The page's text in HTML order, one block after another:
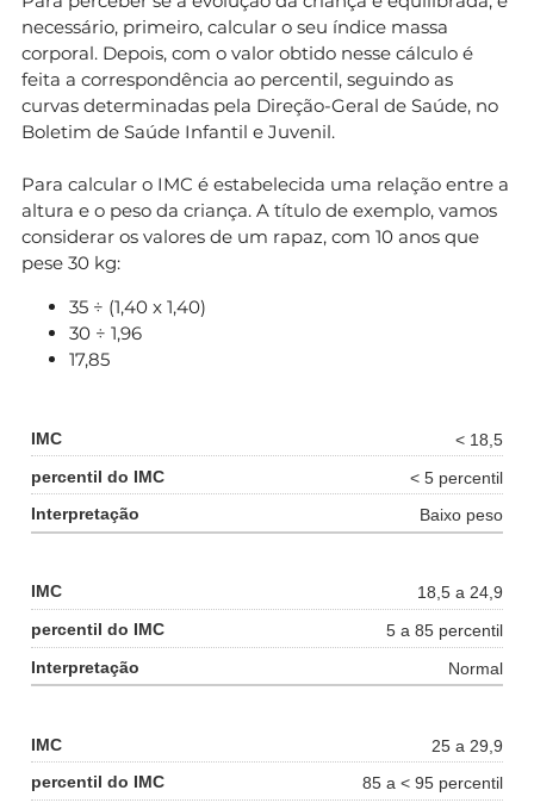
necessário, primeiro, calcular o seu índice massa
corporal. Depois, com o valor obtido nesse cálculo é
feita a correspondência ao percentil, seguindo as
curvas determinadas pela Direção-Geral de Saúde, no
Boletim de Saúde Infantil e Juvenil.
Para calcular o IMC é estabelecida uma relação entre a
altura e o peso da criança. A título de exemplo, vamos
considerar os valores de um rapaz, com 10 anos que
pese 30 kg:
35 ÷ (1,40 x 1,40)
30 ÷ 1,96
17,85
< 18,5
< 5 percentil
Baixo peso
18,5 a 24,9
5 a 85 percentil
Normal
25 a 29,9
85 a < 95 percentil